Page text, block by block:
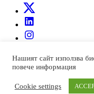
© Всички права запазени!
Bulgaria Theme
Нашият сайт използва
повече информация
Cookie settings